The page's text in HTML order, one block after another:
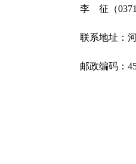
李 征（0371）
联系地址：河
邮政编码：